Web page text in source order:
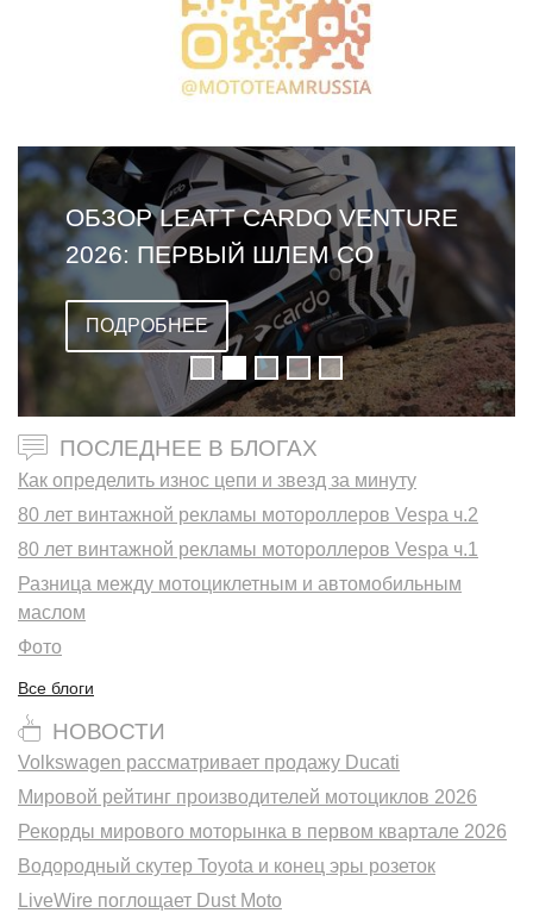
ОБЗОР LEATT CARDO VENTURE
2026: ПЕРВЫЙ ШЛЕМ СО
ВСТРОЕННОЙ ГАРНИТУРОЙ
ПОДРОБНЕЕ
ПОСЛЕДНЕЕ В БЛОГАХ
Как определить износ цепи и звезд за минуту
80 лет винтажной рекламы мотороллеров Vespa ч.2
80 лет винтажной рекламы мотороллеров Vespa ч.1
Разница между мотоциклетным и автомобильным
маслом
Фото
Все блоги
НОВОСТИ
Volkswagen рассматривает продажу Ducati
Мировой рейтинг производителей мотоциклов 2026
Рекорды мирового моторынка в первом квартале 2026
Водородный скутер Toyota и конец эры розеток
LiveWire поглощает Dust Moto